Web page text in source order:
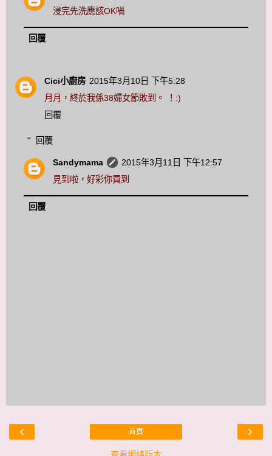
浸完先洗應該OK喎
回覆
Cici小廚房 2015年3月10日 下午5:28
月月，終於我係38婦女節敗到。 ！:)
回覆
回覆
Sandymama
2015年3月11日 下午12:57
見到啦，好彩你買到
回覆
‹ ›
首頁